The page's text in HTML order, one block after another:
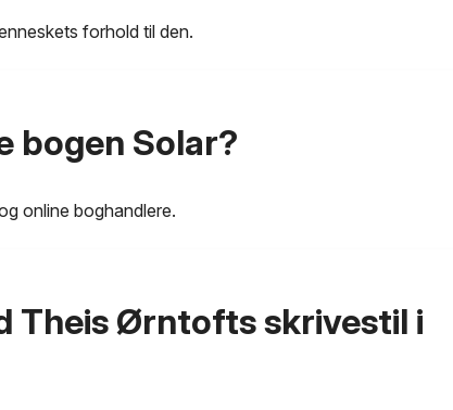
forhold til den.
bogen Solar?
online boghandlere.
Theis Ørntofts skrivestil i